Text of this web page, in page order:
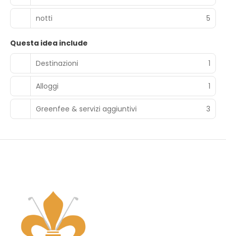
notti 5
Questa idea include
Destinazioni
1
Alloggi 1
Greenfee & servizi aggiuntivi 3